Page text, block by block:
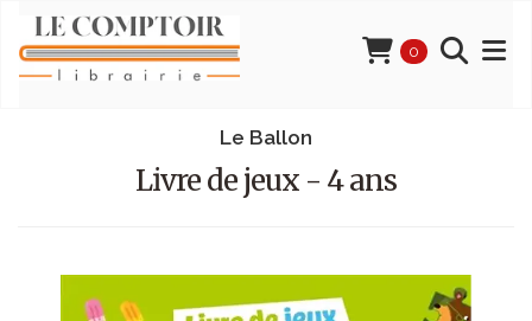
0
Le Ballon
Livre de jeux - 4 ans